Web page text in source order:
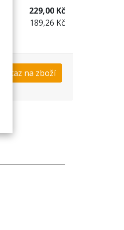
229,00 Kč
189,26 Kč
Dotaz na zboží